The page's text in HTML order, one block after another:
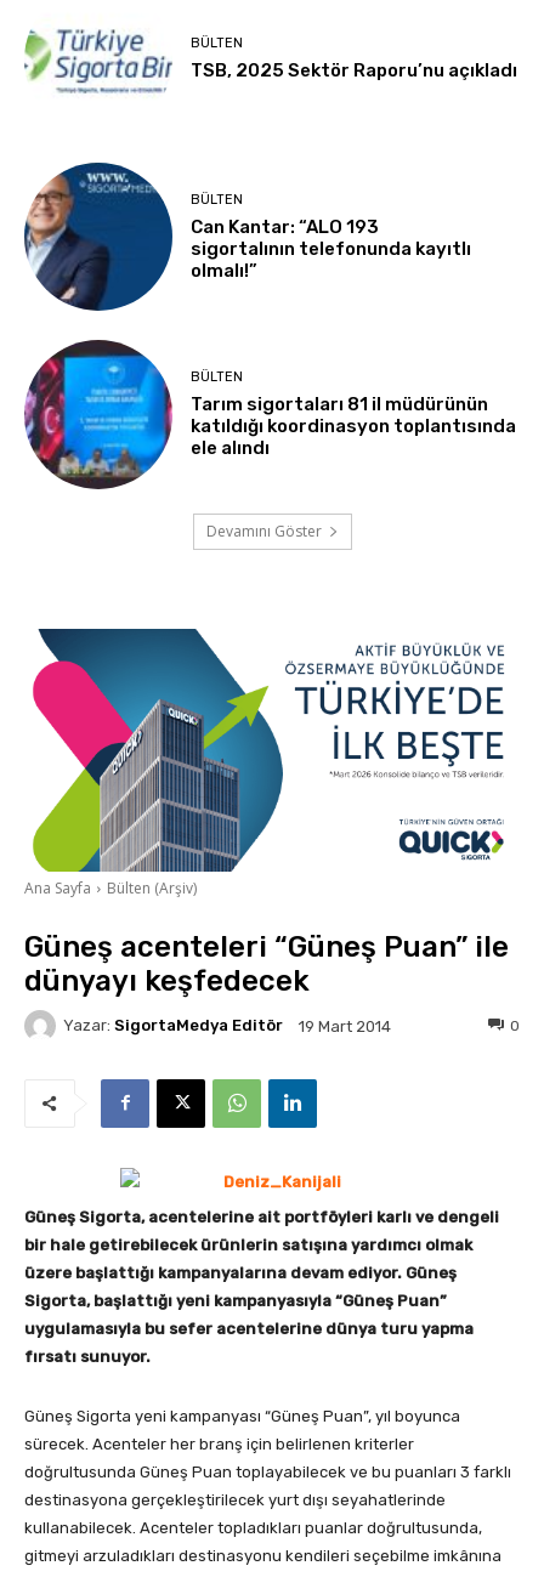
BÜLTEN
TSB, 2025 Sektör Raporu’nu açıkladı
BÜLTEN
Can Kantar: “ALO 193
sigortalının telefonunda kayıtlı
olmalı!”
BÜLTEN
Tarım sigortaları 81 il müdürünün
katıldığı koordinasyon toplantısında
ele alındı
Devamını Göster